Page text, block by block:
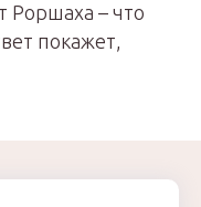
Роршаха – что
покажет,